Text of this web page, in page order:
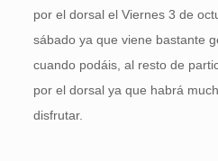
por el dorsal el Viernes 3 de
sábado ya que viene bastante
cuando podáis, al resto de
por el dorsal ya que habrá
disfrutar.